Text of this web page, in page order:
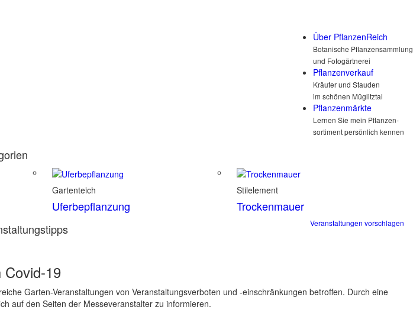
Über PflanzenReich
Botanische Pflanzensammlung
und Fotogärtnerei
Pflanzenverkauf
Kräuter und Stauden
im schönen Müglitztal
Pflanzenmärkte
Lernen Sie mein Pflanzen-
sortiment persönlich kennen
Gartenteich
Uferbepflanzung
Stilelement
Trockenmauer
Veranstaltungen vorschlagen
Covid-19
Garten-Veranstaltungen von Veranstaltungsverboten und -einschränkungen betroffen. Durch eine
auf den Seiten der Messeveranstalter zu informieren.